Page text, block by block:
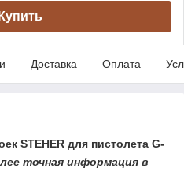
Купить
Доставка Оплата
STEHER для пистолета G-
точная информация в